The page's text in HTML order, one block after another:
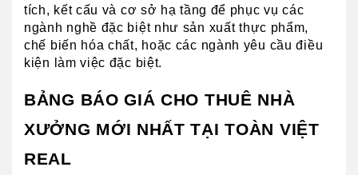
tích, kết cấu và cơ sở hạ tầng để phục vụ các
ngành nghề đặc biệt như sản xuất thực phẩm,
chế biến hóa chất, hoặc các ngành yêu cầu điều
kiện làm việc đặc biệt.
BẢNG BÁO GIÁ CHO THUÊ NHÀ
XƯỞNG MỚI NHẤT TẠI TOÀN VIỆT
REAL